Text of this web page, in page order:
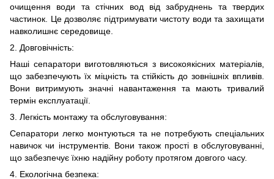
очищення води та стічних вод від забруднень та твердих
частинок. Це дозволяє підтримувати чистоту води та захищати
навколишнє середовище.
2. Довговічність:
Наші сепаратори виготовляються з високоякісних матеріалів,
що забезпечують їх міцність та стійкість до зовнішніх впливів.
Вони витримують значні навантаження та мають тривалий
термін експлуатації.
3. Легкість монтажу та обслуговування:
Сепаратори легко монтуються та не потребують спеціальних
навичок чи інструментів. Вони також прості в обслуговуванні,
що забезпечує їхню надійну роботу протягом довгого часу.
4. Екологічна безпека: